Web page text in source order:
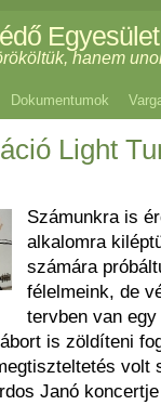
Egyesület
hanem
Dokumentumok
Light
Számunkra is
alkalomra
számára
félelmeink, de
tervben van
is zöldíteni
volt
Janó